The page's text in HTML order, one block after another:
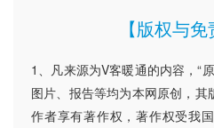
【版权与免
1、凡来源为V客暖通的内容，“
图片、报告等均为本网原创，其
作者享有著作权，著作权受我